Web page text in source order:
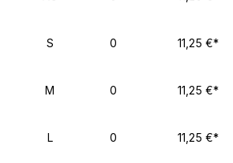
S 0 11,25 €*
M 0 11,25 €*
L 0 11,25 €*